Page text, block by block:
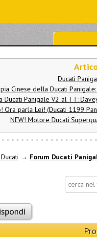
Ducati
Cinese della Ducati
Ducati Panigale V2 al TT:
Ora parla Lei! (Ducati 1199
NEW! Motore Ducati
→ Forum Ducati